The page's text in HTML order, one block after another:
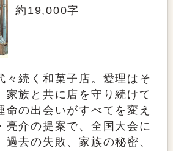
約19,000字
々続く和菓子店。愛理はそ
家族と共に店を守り続けて
命の出会いがすべてを変え
亮介の提案で、全国大会に
過去の失敗、家族の秘密、